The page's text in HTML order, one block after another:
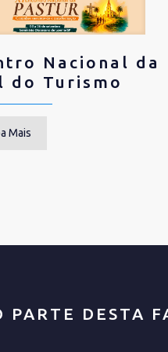
Nacional da
do Turismo
Mais
PARTE DESTA